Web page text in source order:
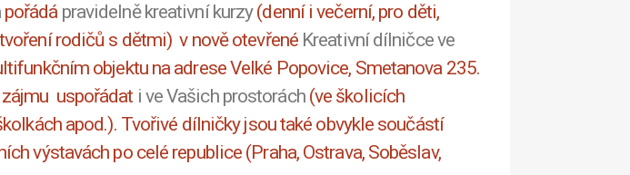
pořádá pravidelně kreativní kurzy(denní i večerní, pro děti,
rodičů s dětmi) v nově otevřené Kreativní dílničce ve
objektu na adrese Velké Popovice, Smetanova 235.
uspořádat i ve Vašich prostorách(ve školicích
apod.). Tvořivé dílničky jsou také obvykle součástí
výstavách po celé republice (Praha, Ostrava, Soběslav,